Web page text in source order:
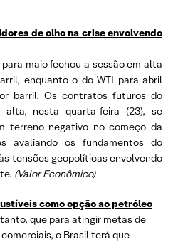
de olho na crise envolvendo
maio fechou a sessão em alta
enquanto o do WTI para abril
barril. Os contratos futuros do
nesta quarta-feira (23), se
terreno negativo no começo da
avaliando os fundamentos do
tensões geopolíticas envolvendo
(Valor Econômico)
como opção ao petróleo
que para atingir metas de
o Brasil terá que